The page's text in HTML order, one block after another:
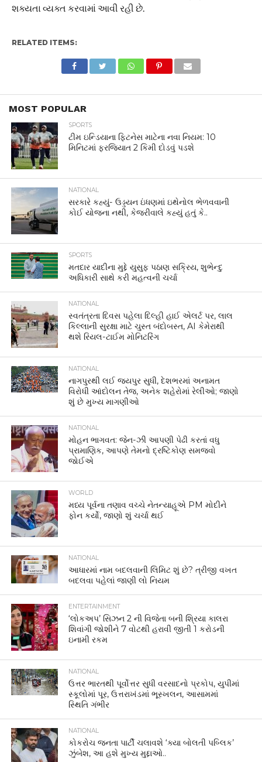
શક્યતા વ્યક્ત કરવામાં આવી રહી છે.
RELATED ITEMS:
MOST POPULAR
SPORTS
ટીમ ઇન્ડિયાના ફિટનેસ માટેના નવા નિયમ: 10
મિનિટમાં ફરજિયાત 2 કિમી દોડવું પડશે
NATIONAL
સરકારે કહ્યું- ઉડ્ડયન ઇંધણમાં ઇથેનોલ ભેળવવાની
કોઈ યોજના નથી, કેજરીવાલે કહ્યું હતું કે..
SPORTS
મતદાર યાદીના મુદ્દે યુસુફ પઠાણ સક્રિય, શુભેન્દુ
અધિકારી સાથે કરી મહત્વની ચર્ચા
NATIONAL
સ્વતંત્રતા દિવસ પહેલા દિલ્હી હાઈ એલર્ટ પર, લાલ
કિલ્લાની સુરક્ષા માટે ચુસ્ત બંદોબસ્ત, AI કેમેરાથી
થશે રિયલ-ટાઈમ મોનિટરિંગ
NATIONAL
નાગપુરથી લઈ જયપુર સુધી, દેશભરમાં અનામત
વિરોધી આંદોલન તેજ, અનેક શહેરોમાં રેલીઓ; જાણો
શું છે મુખ્ય માગણીઓ
NATIONAL
મોહન ભાગવત: જેન-ઝી આપણી પેઢી કરતાં વધુ
પ્રામાણિક, આપણે તેમનો દ્રષ્ટિકોણ સમજવો
જોઈએ
WORLD
મધ્ય પૂર્વના તણાવ વચ્ચે નેતન્યાહૂએ PM મોદીને
ફોન કર્યો, જાણો શું ચર્ચા થઈ
NATIONAL
આધારમાં નામ બદલવાની લિમિટ શું છે? ત્રીજી વખત
બદલવા પહેલાં જાણી લો નિયમ
ENTERTAINMENT
‘લોકઅપ’ સિઝન 2 ની વિજેતા બની શ્રિયા કાલરા
શિવાંગી જોશીને 7 વોટથી હરાવી જીતી 1 કરોડની
ઇનામી રકમ
NATIONAL
ઉત્તર ભારતથી પૂર્વોત્તર સુધી વરસાદનો પ્રકોપ, યુપીમાં
સ્કૂલોમાં પૂર, ઉત્તરાખંડમાં ભૂસ્ખલન, આસામમાં
સ્થિતિ ગંભીર
NATIONAL
કોકરોચ જનતા પાર્ટી ચલાવશે ‘ક્યા બોલતી પબ્લિક’
ઝુંબેશ, આ હશે મુખ્ય મુદ્દાઓ..